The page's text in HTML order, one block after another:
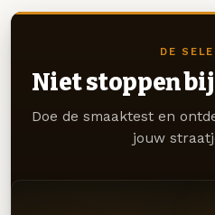
DE
Niet stoppen bij
Doe de smaaktest en
jouw